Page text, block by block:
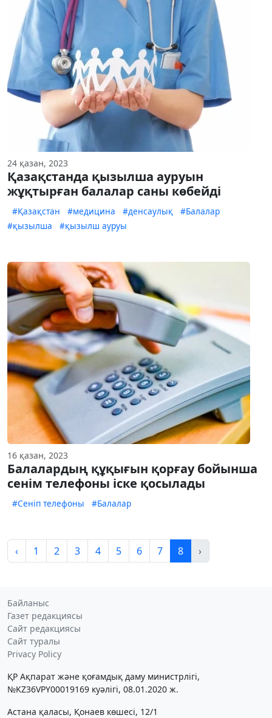
24 қазан, 2023
Қазақстанда қызылша ауруын
жұқтырған балалар саны көбейді
#Қазақстан #медицина #денсаулық
#Балалар
#қызылша
#қызылш ауруы
16 қазан, 2023
Балалардың құқығын қорғау бойынша
сенім телефоны іске қосылады
#Сеніп телефоны #Балалар
‹ 1 2 3 4 5 6 7 8 ›
Байланыс
Газет редакциясы
Сайт редакциясы
Сайт туралы
Privacy Policy
ҚР Ақпарат және қоғамдық даму министрлігі,
№KZ36VPY00019169 куәлігі, 08.01.2020 ж.
Астана қаласы, Қонаев көшесі, 12/1